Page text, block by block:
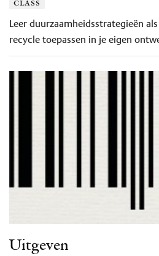
class
Leer duurzaamheidsstrategieën
recycle toepassen in je eigen
Uitgeven